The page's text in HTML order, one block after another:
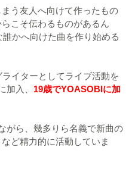
う友人へ向けて作ったもの
こそ伝わるものがあるん
かへ向けた曲を作り始める
イターとしてライブ活動を
加入、 19歳でYOASOBIに加
がら、幾多りら名義で新曲の
ど精力的に活動していま